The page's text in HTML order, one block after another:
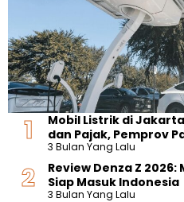
Mobil Listrik di
dan Pajak, Pemprov
3 Bulan Yang Lalu
Review Denza Z
Siap Masuk Indonesia
3 Bulan Yang Lalu